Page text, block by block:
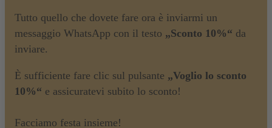
Tutto quello che dovete fare ora è inviarmi un
messaggio WhatsApp con il testo „Sconto 10%“ da
inviare.
È sufficiente fare clic sul pulsante „Voglio lo sconto
10%“ e assicuratevi subito lo sconto!
Facciamo festa insieme!